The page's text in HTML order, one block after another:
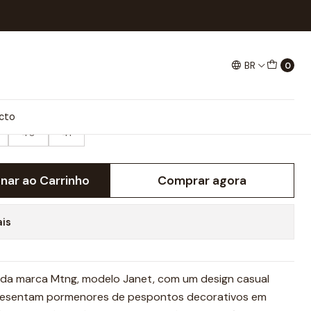
BR 0
40 41
ao Carrinho Comprar agora
marca Mtng, modelo Janet, com um design casual
pormenores de pespontos decorativos em